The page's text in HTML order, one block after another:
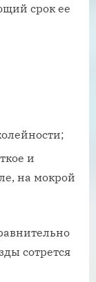
срок ее
и
на мокрой
сотрется